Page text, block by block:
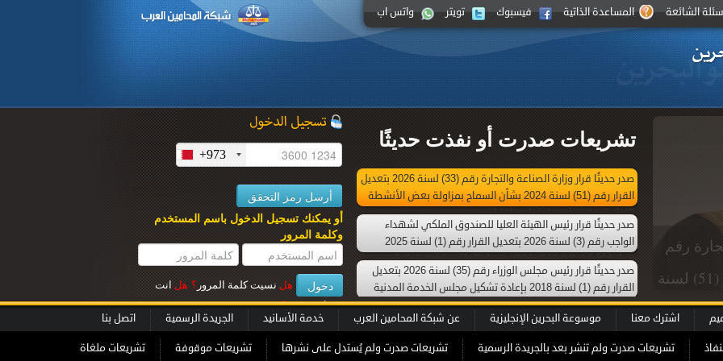
الشائعة المساعدة الذاتية فيسبوك تويتر واتس اب
تشريعات صدرت أو نفذت حديثًا
صدر حديثًا قرار وزارة الصناعة والتجارة رقم (33) لسنة 2026 بتعديل
القرار رقم (51) لسنة 2024 بشأن السماح بمزاولة بعض الأنشطة
التجارية من خلال محل تجاري افتراضي
صدر حديثًا قرار رئيس الهيئة العليا للصندوق الملكي لشهداء
الواجب رقم (3) لسنة 2026 بتعديل القرار رقم (1) لسنة 2025
بإعادة تشكيل الهيئة العليا للصندوق الملكي لشهداء الواجب
صدر حديثًا قرار رئيس مجلس الوزراء رقم (35) لسنة 2026 بتعديل
القرار رقم (1) لسنة 2018 بإعادة تشكيل مجلس الخدمة المدنية
للصندوق
الملكي لشهداء الواجب رقم (3) لسنة 2026
رقم (1) لسنة 2025 بإعادة
لشهداء
+973
أو يمكنك تسجيل الدخول باسم المستخدم
وكلمة المرور
هل نسيت كلمة المرور ؟ هل انت
عميل جديــد؟
اشترك معنا موسوعة البحرين الإنجليزية عن شبكة المحامين العرب خدمة الأسانيد الجريدة الرسمية اتصل بنا
تشريعات صدرت ولم تنشر بعد بالجريدة الرسمية تشريعات صدرت ولم يُستدل على نشرها تشريعات موقوفة تشريعات ملغاة